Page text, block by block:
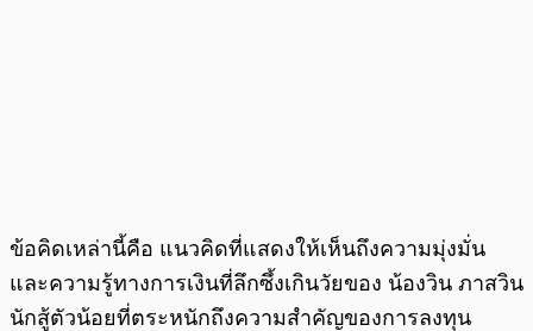
ข้อคิดเหล่านี้คือ แนวคิดที่แสดงให้เห็นถึงความมุ่งมั่น
และความรู้ทางการเงินที่ลึกซึ้งเกินวัยของ น้องวิน ภาสวิน
นักสู้ตัวน้อยที่ตระหนักถึงความสำคัญของการลงทุน